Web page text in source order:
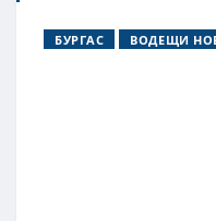
БУРГАС ВОДЕЩИ